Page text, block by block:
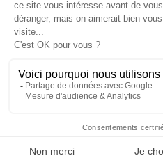
Facebook
X YouTube
© 2024 FDC76.
MENTIONS